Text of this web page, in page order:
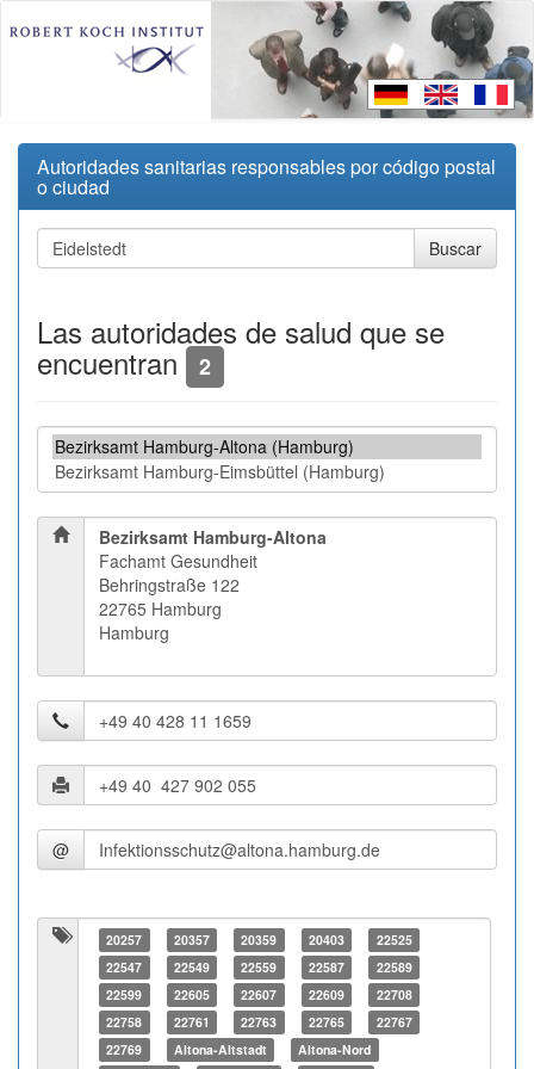
Autoridades sanitarias responsables por código postal
o ciudad
Las autoridades de salud que se
encuentran 2
Bezirksamt Hamburg-Altona
Fachamt Gesundheit
Behringstraße 122
22765 Hamburg
Hamburg
@
20257 20357 20359 20403
22525
22547
22549 22559 22587
22589
22599
22605 22607 22609
22708
22758
22761 22763 22765
22767
22769
Altona-Altstadt
Altona-Nord